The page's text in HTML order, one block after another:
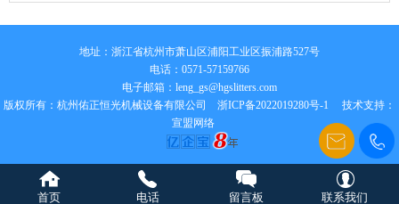
地址：浙江省杭州市萧山区浦阳工业区振浦路527号
电话：0571-57159766
电子邮箱： leng_gs@hgslitters.com
版权所有：杭州佑正恒光机械设备有限公司 浙ICP备2022019280号-1 技术支持：
宣盟网络
首页 电话 留言板 联系我们